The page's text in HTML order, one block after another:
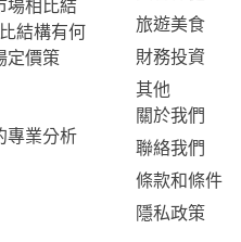
場相比結
結構有何
定價策
專業分析
旅遊美食
財務投資
其他
關於我們
聯絡我們
條款和條件
隱私政策